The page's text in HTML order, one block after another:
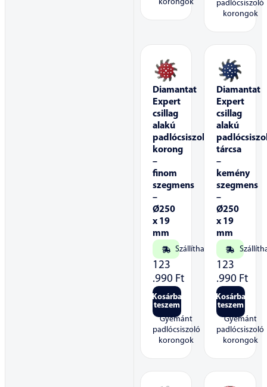
korongok
padlócsiszoló
korongok
Diamantat
Expert
csillag
alakú
padlócsiszoló
korong
–
finom
szegmens
–
Ø250
x 19
mm
Szállítható
123
.990 Ft
Kosárba
teszem
Gyémánt
padlócsiszoló
korongok
Diamantat
Expert
csillag
alakú
tárcsa
–
kemény
szegmens
–
Ø250
x 19
mm
123
.990 Ft
Kosárba
teszem
Gyémánt
padlócsiszoló
korongok